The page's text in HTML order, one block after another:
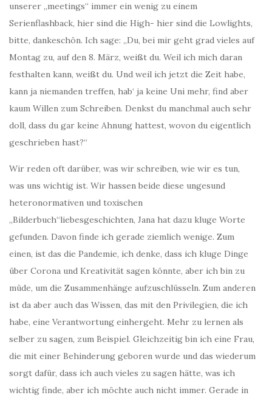
unserer „meetings“ immer ein wenig zu einem
Serienflashback, hier sind die High- hier sind die Lowlights,
bitte, dankeschön. Ich sage: „Du, bei mir geht grad vieles auf
Montag zu, auf den 8. März, weißt du. Weil ich mich daran
festhalten kann, weißt du. Und weil ich jetzt die Zeit habe,
kann ja niemanden treffen, hab‘ ja keine Uni mehr, find aber
kaum Willen zum Schreiben. Denkst du manchmal auch sehr
doll, dass du gar keine Ahnung hattest, wovon du eigentlich
geschrieben hast?“
Wir reden oft darüber, was wir schreiben, wie wir es tun,
was uns wichtig ist. Wir hassen beide diese ungesund
heteronormativen und toxischen
„Bilderbuch“liebesgeschichten, Jana hat dazu kluge Worte
gefunden. Davon finde ich gerade ziemlich wenige. Zum
einen, ist das die Pandemie, ich denke, dass ich kluge Dinge
über Corona und Kreativität sagen könnte, aber ich bin zu
müde, um die Zusammenhänge aufzuschlüsseln. Zum anderen
ist da aber auch das Wissen, das mit den Privilegien, die ich
habe, eine Verantwortung einhergeht. Mehr zu lernen als
selber zu sagen, zum Beispiel. Gleichzeitig bin ich eine Frau,
die mit einer Behinderung geboren wurde und das wiederum
sorgt dafür, dass ich auch vieles zu sagen hätte, was ich
wichtig finde, aber ich möchte auch nicht immer. Gerade in